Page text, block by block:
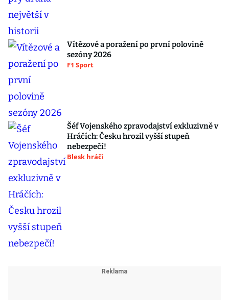
Vítězové a poražení po první polovině
sezóny 2026
F1 Sport
Šéf Vojenského zpravodajství exkluzivně v
Hráčích: Česku hrozil vyšší stupeň
nebezpečí!
Blesk hráči